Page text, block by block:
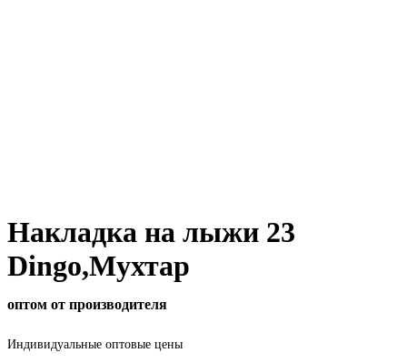
Накладка на лыжи 23
Dingo,Мухтар
оптом от производителя
Индивидуальные оптовые цены